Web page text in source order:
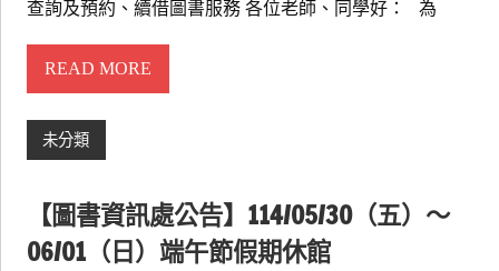
查詢及預約、續借圖書服務 各位老師、同學好： 為
READ MORE
未分類
【圖書資訊處公告】114/05/30（五）～
06/01（日）端午節假期休館